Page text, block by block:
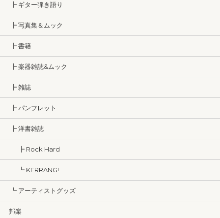
┣ ギター弾き語り
┣ 写真集＆ムック
┣ 書籍
┣ 楽器雑誌&ムック
┣ 雑誌
┣ パンフレット
┣ 洋書雑誌
┣ Rock Hard
┗ KERRANG!
┗ アーティストグッズ
邦楽